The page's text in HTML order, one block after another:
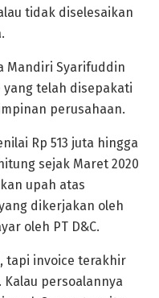
tidak diselesaikan
Mandiri Syarifuddin
yang telah disepakati
perusahaan.
Rp 513 juta hingga
sejak Maret 2020
upah atas
dikerjakan oleh
oleh PT D&C.
tapi invoice terakhir
persoalannya